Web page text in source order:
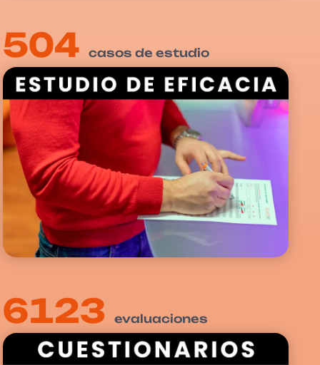
504 casos de estudio
6135 evaluaciones